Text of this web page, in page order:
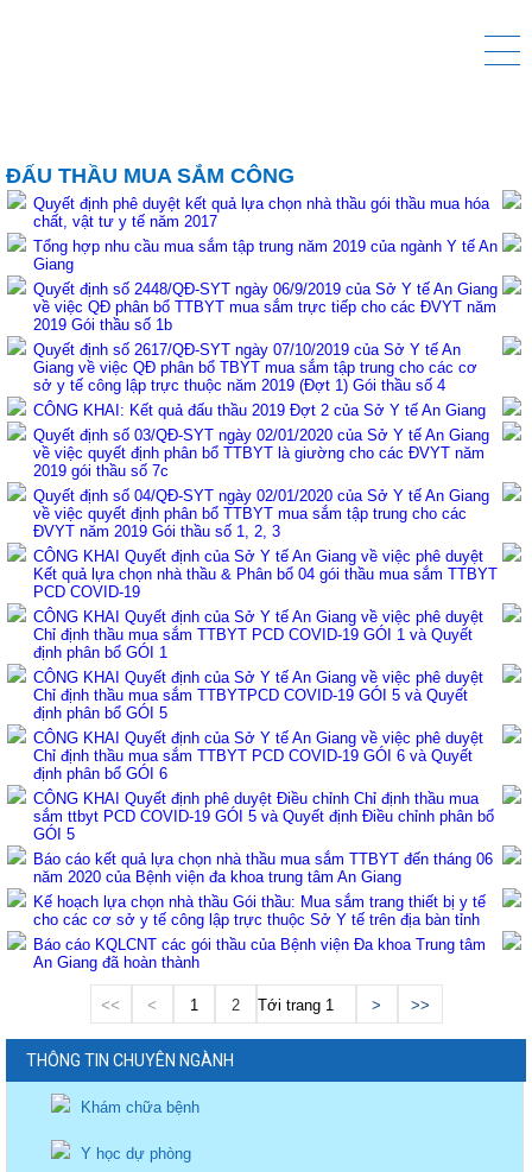
ĐẤU THẦU MUA SẮM CÔNG
Quyết định phê duyệt kết quả lựa chọn nhà thầu gói thầu mua hóa
chất, vật tư y tế năm 2017
Tổng hợp nhu cầu mua sắm tập trung năm 2019 của ngành Y tế An
Giang
Quyết định số 2448/QĐ-SYT ngày 06/9/2019 của Sở Y tế An Giang
về việc QĐ phân bổ TTBYT mua sắm trực tiếp cho các ĐVYT năm
2019 Gói thầu số 1b
Quyết định số 2617/QĐ-SYT ngày 07/10/2019 của Sở Y tế An
Giang về việc QĐ phân bổ TBYT mua sắm tập trung cho các cơ
sở y tế công lập trực thuộc năm 2019 (Đợt 1) Gói thầu số 4
CÔNG KHAI: Kết quả đấu thầu 2019 Đợt 2 của Sở Y tế An Giang
Quyết định số 03/QĐ-SYT ngày 02/01/2020 của Sở Y tế An Giang
về việc quyết định phân bổ TTBYT là giường cho các ĐVYT năm
2019 gói thầu số 7c
Quyết định số 04/QĐ-SYT ngày 02/01/2020 của Sở Y tế An Giang
về việc quyết định phân bổ TTBYT mua sắm tập trung cho các
ĐVYT năm 2019 Gói thầu số 1, 2, 3
CÔNG KHAI Quyết định của Sở Y tế An Giang về việc phê duyệt
Kết quả lựa chọn nhà thầu & Phân bổ 04 gói thầu mua sắm TTBYT
PCD COVID-19
CÔNG KHAI Quyết định của Sở Y tế An Giang về việc phê duyệt
Chỉ định thầu mua sắm TTBYT PCD COVID-19 GÓI 1 và Quyết
định phân bổ GÓI 1
CÔNG KHAI Quyết định của Sở Y tế An Giang về việc phê duyệt
Chỉ định thầu mua sắm TTBYTPCD COVID-19 GÓI 5 và Quyết
định phân bổ GÓI 5
CÔNG KHAI Quyết định của Sở Y tế An Giang về việc phê duyệt
Chỉ định thầu mua sắm TTBYT PCD COVID-19 GÓI 6 và Quyết
định phân bổ GÓI 6
CÔNG KHAI Quyết định phê duyệt Điều chỉnh Chỉ định thầu mua
sắm ttbyt PCD COVID-19 GÓI 5 và Quyết định Điều chỉnh phân bổ
GÓI 5
Báo cáo kết quả lựa chọn nhà thầu mua sắm TTBYT đến tháng 06
năm 2020 của Bệnh viện đa khoa trung tâm An Giang
Kế hoạch lựa chọn nhà thầu Gói thầu: Mua sắm trang thiết bị y tế
cho các cơ sở y tế công lập trực thuộc Sở Y tế trên địa bàn tỉnh
Báo cáo KQLCNT các gói thầu của Bệnh viện Đa khoa Trung tâm
An Giang đã hoàn thành
<< < 1 2 Tới trang > >>
THÔNG TIN CHUYÊN NGÀNH
Khám chữa bệnh
Y học dự phòng